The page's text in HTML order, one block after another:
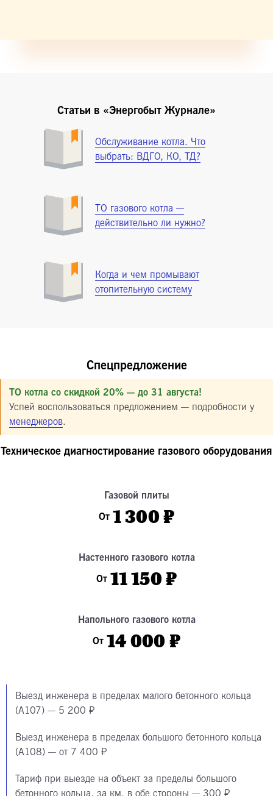
Статьи в «Энергобыт Журнале»
Обслуживание котла. Что
выбрать: ВДГО, КО, ТД?
ТО газового котла —
действительно ли нужно?
Когда и чем промывают
отопительную систему
Спецпредложение
ТО котла со скидкой 20% — до 31 августа!
Успей воспользоваться предложением — подробности у
менеджеров.
Техническое диагностирование газового оборудования
Газовой плиты
От 1 300 ₽
Настенного газового котла
От 11 150 ₽
Напольного газового котла
От 14 000 ₽
Выезд инженера в пределах малого бетонного кольца
(А107) — 5 200 ₽
Выезд инженера в пределах большого бетонного кольца
(А108) — от 7 400 ₽
Тариф при выезде на объект за пределы большого